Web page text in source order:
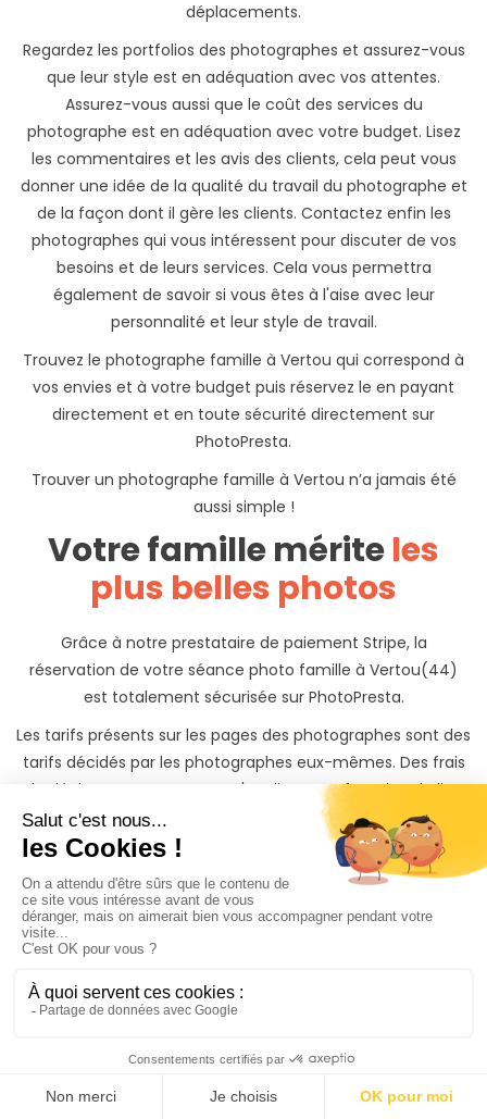
déplacements.
Regardez les portfolios des photographes et assurez-vous
que leur style est en adéquation avec vos attentes.
Assurez-vous aussi que le coût des services du
photographe est en adéquation avec votre budget. Lisez
les commentaires et les avis des clients, cela peut vous
donner une idée de la qualité du travail du photographe et
de la façon dont il gère les clients. Contactez enfin les
photographes qui vous intéressent pour discuter de vos
besoins et de leurs services. Cela vous permettra
également de savoir si vous êtes à l'aise avec leur
personnalité et leur style de travail.
Trouvez le photographe famille à Vertou qui correspond à
vos envies et à votre budget puis réservez le en payant
directement et en toute sécurité directement sur
PhotoPresta.
Trouver un photographe famille à Vertou n’a jamais été
aussi simple !
Votre famille mériteles
plus belles photos
Grâce à notre prestataire de paiement Stripe, la
réservation de votre séance photo famille à Vertou(44)
est totalement sécurisée sur PhotoPresta.
Les tarifs présents sur les pages des photographes sont des
tarifs décidés par les photographes eux-mêmes. Des frais
de déplacements peuvent s'appliquer en fonction du lieu
dans lequel vous souhaitez réaliser votre shooting photo
famille à Vertou(44). Le montant des frais de
déplacements est toujours visible sur votre devis
Vous pouvez aussi commander des options telles qu’un
album de photo, ou des tirages papiers pour garder une
trace indélébile et de beaux souvenirs de votre shooting
photo famille à Vertou(44).
votre séance photo famille à Vertou(44) sur une belle
possible de partager avec votre famille et de télécharger.